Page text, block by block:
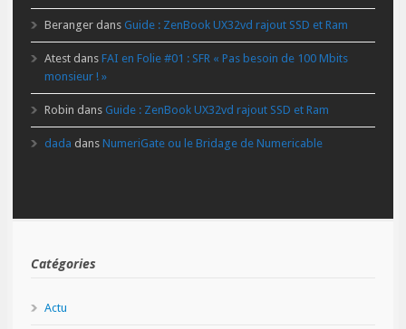
Beranger dans Guide : ZenBook UX32vd rajout SSD et Ram
Atest dans FAI en Folie #01 : SFR « Pas besoin de 100 Mbits
monsieur ! »
Robin dans Guide : ZenBook UX32vd rajout SSD et Ram
dada dans NumeriGate ou le Bridage de Numericable
Catégories
Actu